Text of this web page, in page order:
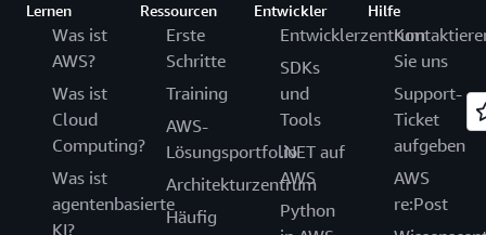
Lernen
Was ist
AWS?
Was ist
Cloud
Computing?
Was ist
agentenbasierte
KI?
Ressourcen
Erste
Schritte
Training
AWS-
Lösungsportfolio
Architekturzentrum
Häufig
Entwickler
Entwicklerzentrum
SDKs
und
Tools
.NET auf
AWS
Python
Hilfe
Sie uns
Support-
Ticket
aufgeben
AWS
re:Post